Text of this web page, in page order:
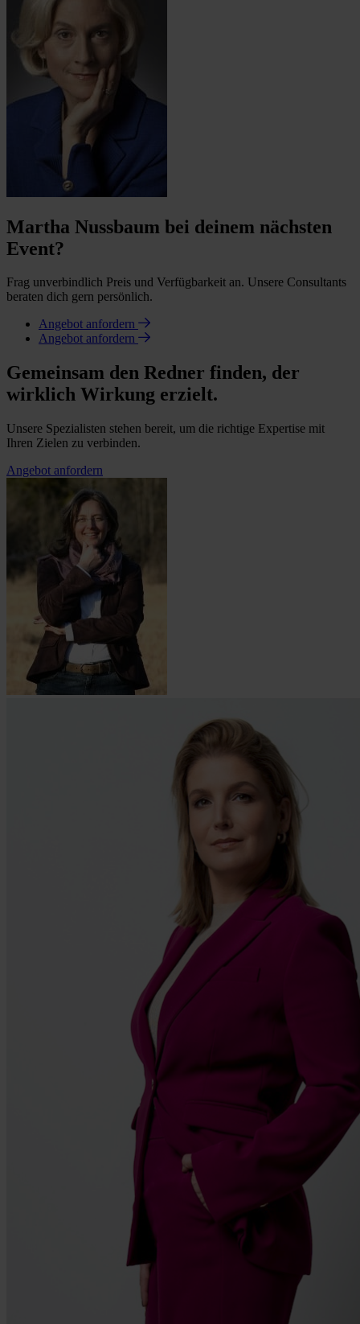
Martha Nussbaum bei deinem nächsten
Event?
Frag unverbindlich Preis und Verfügbarkeit an. Unsere Consultants
beraten dich gern persönlich.
Angebot anfordern
Angebot anfordern
Gemeinsam den Redner finden, der
wirklich Wirkung erzielt.
Unsere Spezialisten stehen bereit, um die richtige Expertise mit
Ihren Zielen zu verbinden.
Angebot anfordern